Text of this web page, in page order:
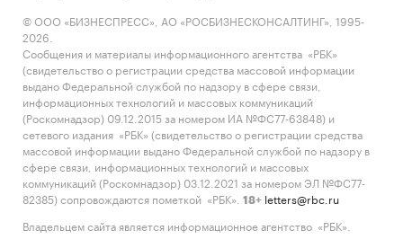
© ООО «БИЗНЕСПРЕСС», АО «РОСБИЗНЕСКОНСАЛТИНГ», 1995-
2026.
Сообщения и материалы информационного агентства «РБК»
(свидетельство о регистрации средства массовой информации
выдано Федеральной службой по надзору в сфере связи,
информационных технологий и массовых коммуникаций
(Роскомнадзор) 09.12.2015 за номером ИА №ФС77-63848) и
сетевого издания «РБК» (свидетельство о регистрации средства
массовой информации выдано Федеральной службой по надзору в
сфере связи, информационных технологий и массовых
коммуникаций (Роскомнадзор) 03.12.2021 за номером ЭЛ №ФС77-
82385) сопровождаются пометкой «РБК».
18+ letters@rbc.ru
Владельцем сайта является информационное агентство «РБК».